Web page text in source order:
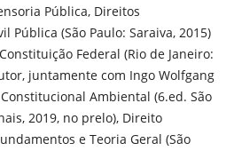
Pública, Direitos
Pública (São Paulo: Saraiva, 2015)
Federal (Rio de Janeiro:
juntamente com Ingo Wolfgang
Ambiental (6.ed. São
2019, no prelo), Direito
e Teoria Geral (São